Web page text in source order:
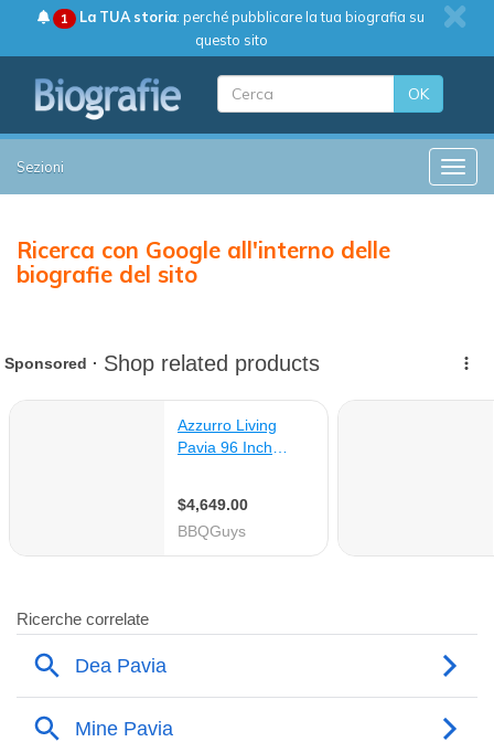
1 La TUA storia: perché pubblicare la tua biografia su
questo sito
OK
Sezioni
Ricerca con Google all'interno delle
biografie del sito